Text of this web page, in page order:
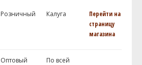
Розничный Калуга
Перейти на
страницу
магазина
Оптовый
По всей